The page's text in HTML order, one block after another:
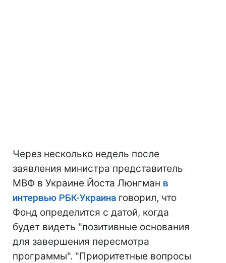
Через несколько недель после
заявления министра представитель
МВФ в Украине Йоста Люнгман в
интервью РБК-Украина говорил, что
Фонд определится с датой, когда
будет видеть "позитивные основания
для завершения пересмотра
программы". "Приоритетные вопросы